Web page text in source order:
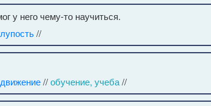
у него чему-то научиться.
//
движение//обучение, учеба//